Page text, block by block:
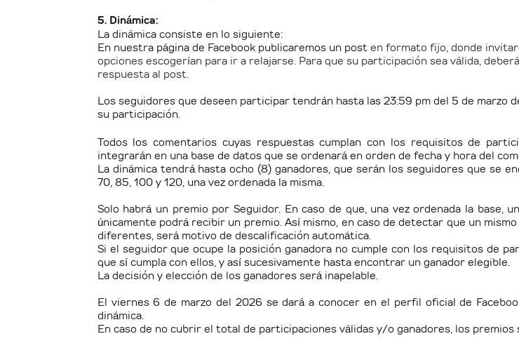
5. Dinámica:
La dinámica consiste en lo siguiente:
En nuestra página de Facebook publicaremos un posten formato fijo, donde
opciones escogerían para ir a relajarse. Para que su participación sea válida,
respuesta al post.
Los seguidores que deseen participar tendrán hasta las 23:59 pm del 5 de
su participación.
Todos los comentarios cuyas respuestas cumplan con los requisitos de
integrarán en una base de datos que se ordenará en orden de fecha y hora del
La dinámica tendrá hasta ocho (8) ganadores, que serán los seguidores que se
70, 85, 100 y 120, una vez ordenada la misma.
Solo habrá un premio por Seguidor. En caso de que, una vez ordenada la base,
únicamente podrá recibir un premio. Así mismo, en caso de detectar que un
diferentes, será motivo de descalificación automática.
Si el seguidor que ocupe la posición ganadora no cumple con los requisitos de
que sí cumpla con ellos, y así sucesivamente hasta encontrar un ganador elegible.
La decisión y elección de los ganadores será inapelable.
El viernes 6 de marzo del 2026 se dará a conocer en el perfil oficial de
dinámica.
En caso de no cubrir el total de participaciones válidas y/o ganadores, los